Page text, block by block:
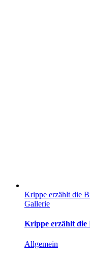
Krippe erzählt die
Gallerie
Krippe erzählt die
Allgemein